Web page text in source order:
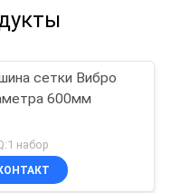
сетки Вибро
600мм
набор